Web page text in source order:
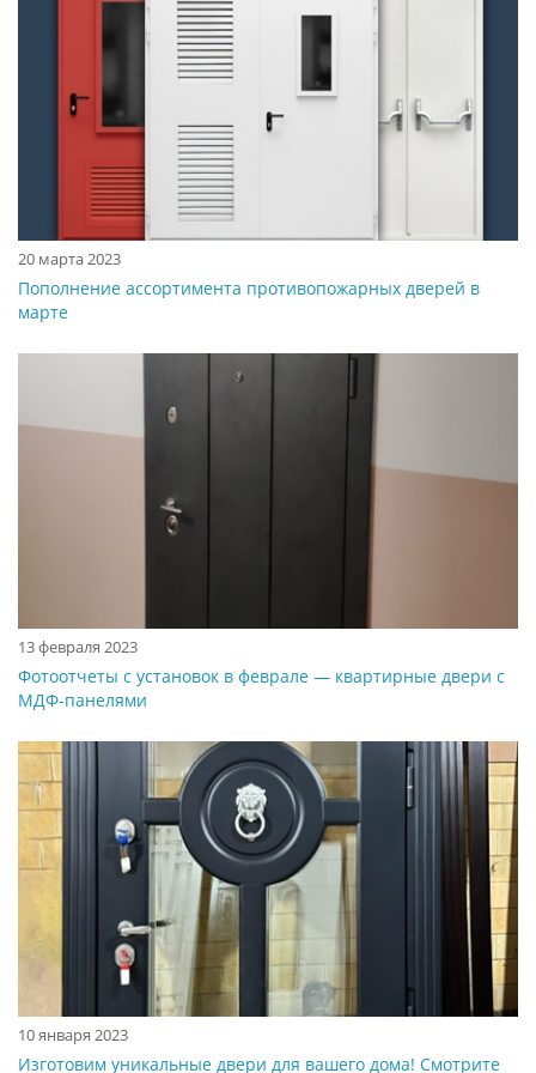
20 марта 2023
Пополнение ассортимента противопожарных дверей в
марте
13 февраля 2023
Фотоотчеты с установок в феврале — квартирные двери с
МДФ-панелями
10 января 2023
Изготовим уникальные двери для вашего дома! Смотрите